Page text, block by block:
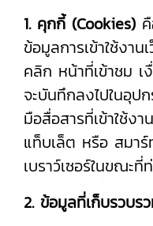
1. คุกกี้ (Cookies)
ข้อมูลการเข้าใช้งา
คลิก หน้าที่เข้าชม เ
จะบันทึกลงไปในอุป
มือสื่อสารที่เข้าใช้ง
แท็บเล็ต หรือ สมาร์
เบราว์เซอร์ในขณะที่
2. ข้อมูลที่เก็บรวบร